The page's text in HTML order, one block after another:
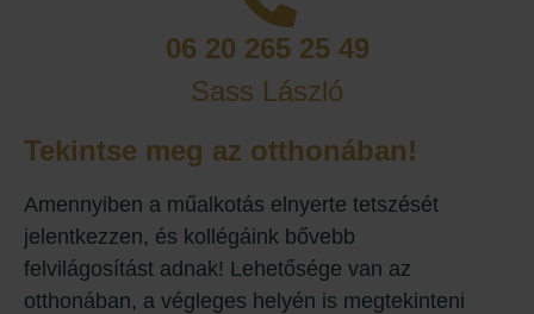
06 20 265 25 49
Sass László
Tekintse meg az otthonában!
Amennyiben a műalkotás elnyerte tetszését
jelentkezzen, és kollégáink bővebb
felvilágosítást adnak! Lehetősége van az
otthonában, a végleges helyén is megtekinteni